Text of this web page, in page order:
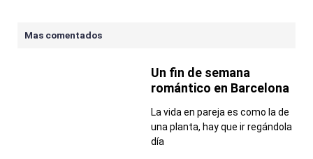
Mas comentados
Un fin de semana
romántico en Barcelona
La vida en pareja es como la de
una planta, hay que ir regándola
día